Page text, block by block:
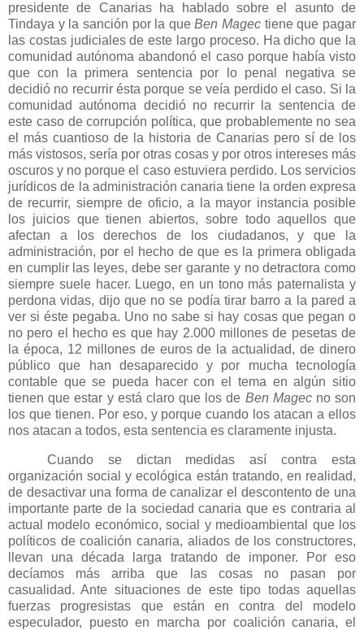
presidente de Canarias ha hablado sobre el asunto de
Tindaya y la sanción por la queBen Magec tiene que pagar
las costas judiciales de este largo proceso. Ha dicho que la
comunidad autónoma abandonó el caso porque había visto
que con la primera sentencia por lo penal negativa se
decidió no recurrir ésta porque se veía perdido el caso. Si la
comunidad autónoma decidió no recurrir la sentencia de
este caso de corrupción política, que probablemente no sea
el más cuantioso de la historia de Canarias pero sí de los
más vistosos, sería por otras cosas y por otros intereses más
oscuros y no porque el caso estuviera perdido. Los servicios
jurídicos de la administración canaria tiene la orden expresa
de recurrir, siempre de oficio, a la mayor instancia posible
los juicios que tienen abiertos, sobre todo aquellos que
afectan a los derechos de los ciudadanos, y que la
administración, por el hecho de que es la primera obligada
en cumplir las leyes, debe ser garante y no detractora como
siempre suele hacer. Luego, en un tono más paternalista y
perdona vidas, dijo que no se podía tirar barro a la pared a
ver si éste pegaba. Uno no sabe si hay cosas que pegan o
no pero el hecho es que hay 2.000 millones de pesetas de
la época, 12 millones de euros de la actualidad, de dinero
público que han desaparecido y por mucha tecnología
contable que se pueda hacer con el tema en algún sitio
tienen que estar y está claro que los de Ben Magecno son
los que tienen. Por eso, y porque cuando los atacan a ellos
nos atacan a todos, esta sentencia es claramente injusta.
Cuando se dictan medidas así contra esta
organización social y ecológica están tratando, en realidad,
de desactivar una forma de canalizar el descontento de una
importante parte de la sociedad canaria que es contraria al
actual modelo económico, social y medioambiental que los
políticos de coalición canaria, aliados de los constructores,
llevan una década larga tratando de imponer. Por eso
decíamos más arriba que las cosas no pasan por
casualidad. Ante situaciones de este tipo todas aquellas
fuerzas progresistas que están en contra del modelo
especulador, puesto en marcha por coalición canaria, el